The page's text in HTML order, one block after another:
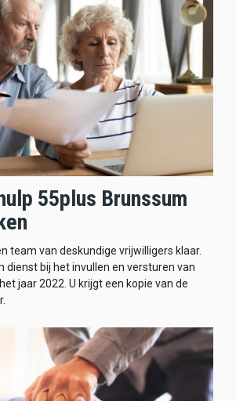
55plus Brunssum
team van deskundige vrijwilligers klaar.
dienst bij het invullen en versturen van
jaar 2022. U krijgt een kopie van de